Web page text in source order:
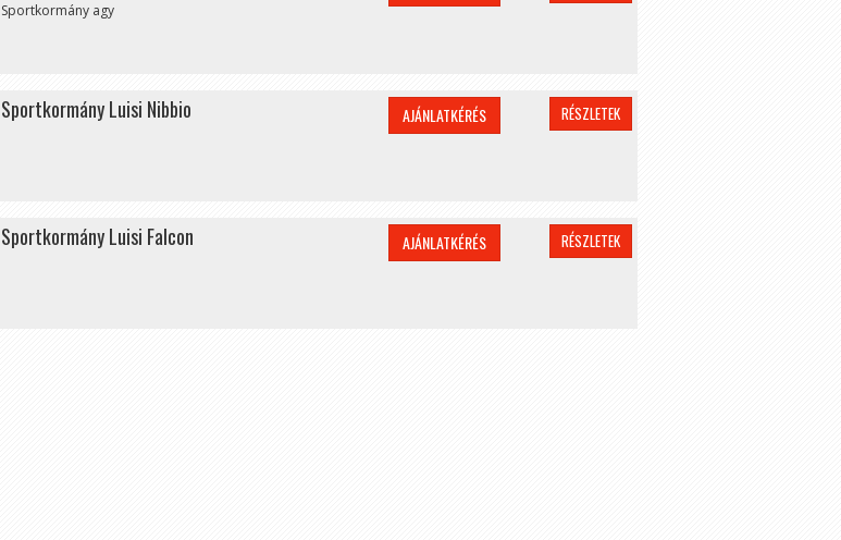
Sportkormány agy
Sportkormány Luisi Nibbio AJÁNLATKÉRÉS RÉSZLETEK
Sportkormány Luisi Falcon AJÁNLATKÉRÉS RÉSZLETEK